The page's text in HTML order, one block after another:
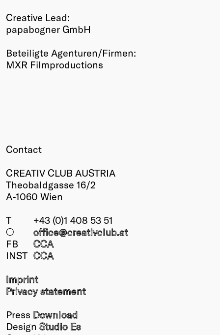
Creative Lead:
papabogner GmbH
Beteiligte Agenturen/Firmen:
MXR Filmproductions
Contact
CREATIV CLUB AUSTRIA
Theobaldgasse 16/2
A-1060 Wien
T
+43 (0)1 408 53 51
○
office@creativclub.at
FB
CCA
INST CCA
Imprint
Privacy statement
Press Download
Design Studio Es